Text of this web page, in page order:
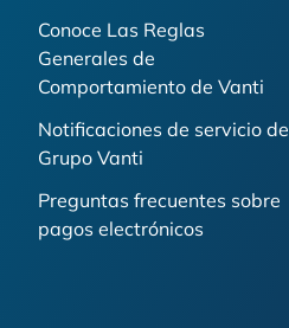
Conoce Las Reglas
Generales de
Comportamiento de Vanti
Notificaciones de servicio de
Grupo Vanti
Preguntas frecuentes sobre
pagos electrónicos